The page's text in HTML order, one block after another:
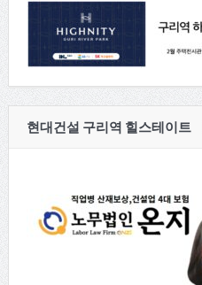
현대건설 구리역 힐스테이트